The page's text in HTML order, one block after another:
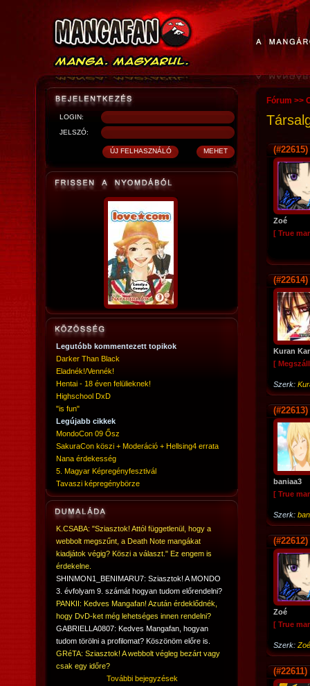
LOGIN:
JELSZÓ:
Legutóbb kommentezett topikok
Darker Than Black
Eladnék!/Vennék!
Hentai - 18 éven felülieknek!
Highschool DxD
"is fun"
Legújabb cikkek
MondoCon 09 Ősz
SakuraCon köszi + Moderáció + Hellsing4 errata
Nana érdekesség
5. Magyar Képregényfesztivál
Tavaszi képregénybörze
K.CSABA: "Sziasztok! Attól függetlenül, hogy a
webbolt megszűnt, a Death Note mangákat
kiadjátok végig? Köszi a választ." Ez engem is
érdekelne.
SHINMON1_BENIMARU7: Sziasztok! A MONDO
3. évfolyam 9. számát hogyan tudom előrendelni?
PANKII: Kedves Mangafan! Azután érdeklődnék,
hogy DvD-ket még lehetséges innen rendelni?
GABRIELLA0807: Kedves Mangafan, hogyan
tudom törölni a profilomat? Köszönöm előre is.
GRéTA: Sziasztok! A webbolt végleg bezárt vagy
csak egy időre?
További bejegyzések
Fórum >>
(#22615)
Zoé
[ True
(#22614)
Kuran
[
Szerk:
(#22613)
baniaa3
[ True
Szerk:
(#22612)
Zoé
[ True
Szerk: Zoé
(#22611)